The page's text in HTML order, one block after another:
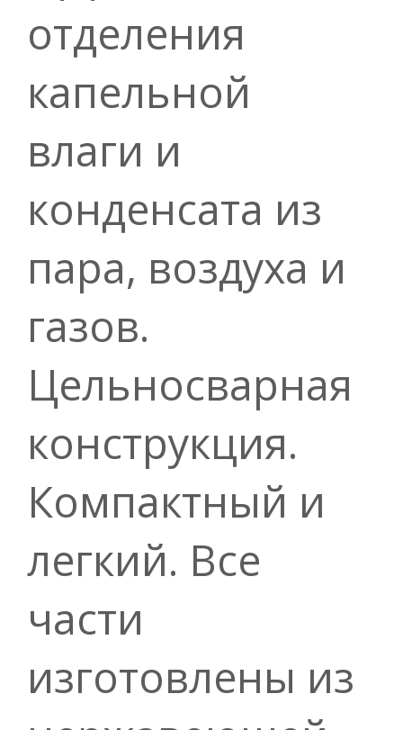
отделения
капельной
влаги и
конденсата из
пара, воздуха и
газов.
Цельносварная
конструкция.
Компактный и
легкий. Все
части
изготовлены из